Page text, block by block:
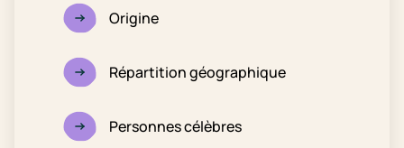
Origine
Répartition géographique
Personnes célèbres